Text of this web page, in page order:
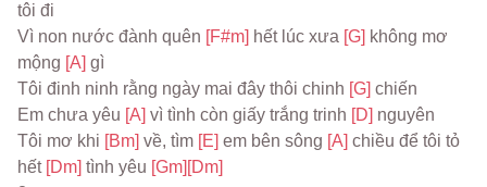
tôi đi
Vì non nước đành quên [F#m] hết lúc xưa [G] không mơ
mộng [A] gì
Tôi đinh ninh rằng ngày mai đây thôi chinh [G] chiến
Em chưa yêu [A] vì tình còn giấy trắng trinh [D] nguyên
Tôi mơ khi [Bm] về, tìm [E] em bên sông [A] chiều để tôi tỏ
hết [Dm] tình yêu [Gm] [Dm]